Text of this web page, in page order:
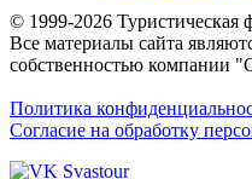
© 1999-2026
Все материалы сайта
собственностью компании
Политика
Согласие на обработку